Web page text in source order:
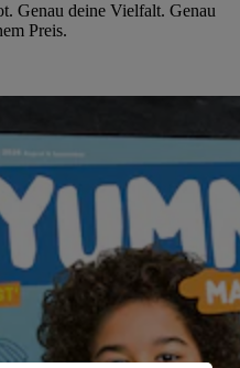
Genau deine Vielfalt. Genau
Preis.